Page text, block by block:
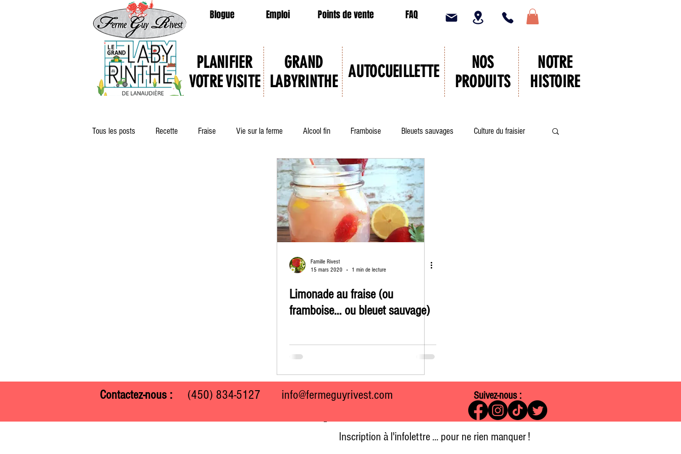
Blogue Emploi Points de vente FAQ
PLANIFIER
VOTRE VISITE
GRAND
LABYRINTHE
AUTOCUEILLETTE
NOS
PRODUITS
NOTRE
HISTOIRE
Tous les posts Recette Fraise Vie sur la ferme Alcool fin Framboise Bleuets sauvages Culture du fraisier
Cocktail Mariage réussi Camerise
Famille Rivest
15 mars 2020
1 min de lecture
Limonade au fraise (ou
framboise... ou bleuet sauvage)
Inscription à l'infolettre ... pour ne rien manquer !
Contactez-nous : (450) 834-5127 info@fermeguyrivest.com Suivez-nous :